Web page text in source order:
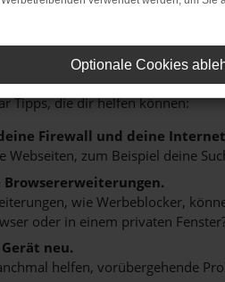
Fehler aufgetreten.
Tipps, die dir helfen können:
Firewall und deine
Webseiten, zum Beispiel deine
Browsererweiterungen.
wie Werbeblocker,
oder in einem privaten
neu.
helfen, vorübergehende
Optionale Cookies